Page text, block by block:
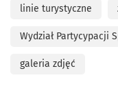
linie turystyczne
Wydział Partycypacji
galeria zdjęć